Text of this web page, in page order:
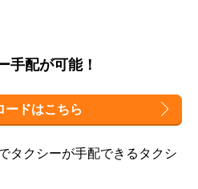
手配が可能！
ードはこちら
タクシーが手配できるタクシ